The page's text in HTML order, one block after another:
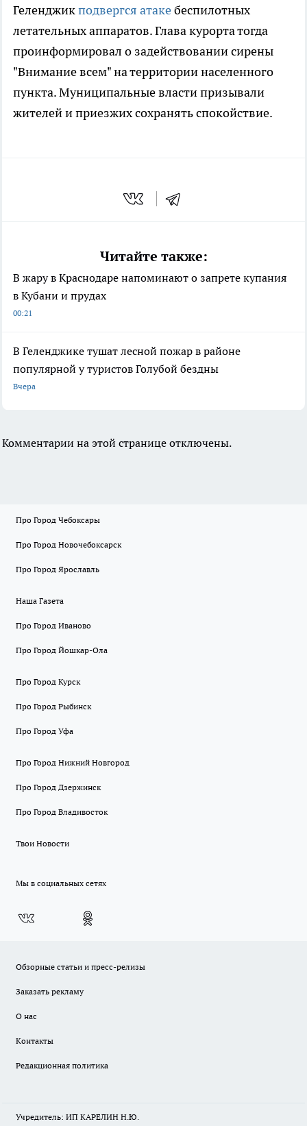
Геленджикподвергся атакебеспилотных
летательных аппаратов. Глава курорта тогда
проинформировал о задействовании сирены
"Внимание всем" на территории населенного
пункта. Муниципальные власти призывали
жителей и приезжих сохранять спокойствие.
Читайте также:
В жару в Краснодаре напоминают о запрете купания
в Кубани и прудах
00:21
В Геленджике тушат лесной пожар в районе
популярной у туристов Голубой бездны
Вчера
Комментарии на этой странице отключены.
Про Город Чебоксары
Про Город Новочебоксарск
Про Город Ярославль
Наша Газета
Про Город Иваново
Про Город Йошкар-Ола
Про Город Курск
Про Город Рыбинск
Про Город Уфа
Про Город Нижний Новгород
Про Город Дзержинск
Про Город Владивосток
Твои Новости
Мы в социальных сетях
Обзорные статьи и пресс-релизы
Заказать рекламу
О нас
Контакты
Редакционная политика
Учредитель: ИП КАРЕЛИН Н.Ю.